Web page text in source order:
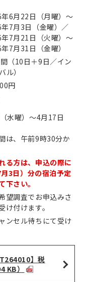
6月22日（月曜）～
7月3日（金曜）／
7月21日（火曜）～
7月31日（金曜）
（10日＋9日／イン
ル）
円
水曜）～4月17日
は、午前9時30分か
る方は、申込の際に
3日）分の宿泊予定
下さい。
望調査でお申込みさ
け付けます。
ンセル待ちにて受け
】税
KB）